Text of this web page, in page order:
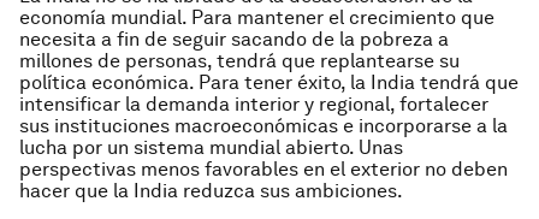
economía mundial. Para mantener el crecimiento que
necesita a fin de seguir sacando de la pobreza a
millones de personas, tendrá que replantearse su
política económica. Para tener éxito, la India tendrá que
intensificar la demanda interior y regional, fortalecer
sus instituciones macroeconómicas e incorporarse a la
lucha por un sistema mundial abierto. Unas
perspectivas menos favorables en el exterior no deben
hacer que la India reduzca sus ambiciones.